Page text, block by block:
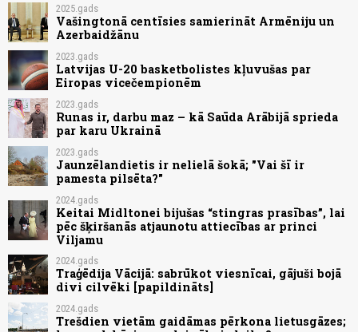
2025.gads
Vašingtonā centīsies samierināt Armēniju un
Azerbaidžānu
2023.gads
Latvijas U-20 basketbolistes kļuvušas par
Eiropas vicečempionēm
2023.gads
Runas ir, darbu maz – kā Saūda Arābijā sprieda
par karu Ukrainā
2023.gads
Jaunzēlandietis ir nelielā šokā; "Vai šī ir
pamesta pilsēta?"
2024.gads
Keitai Midltonei bijušas “stingras prasības”, lai
pēc šķiršanās atjaunotu attiecības ar princi
Viljamu
2024.gads
Traģēdija Vācijā: sabrūkot viesnīcai, gājuši bojā
divi cilvēki [papildināts]
2024.gads
Trešdien vietām gaidāmas pērkona lietusgāzes;